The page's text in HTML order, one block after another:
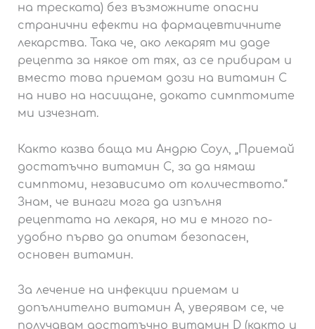
на треската) без възможните опасни
странични ефекти на фармацевтичните
лекарства. Така че, ако лекарят ми даде
рецепта за някое от тях, аз се прибирам и
вместо това приемам дози на витамин С
на ниво на насищане, докато симптомите
ми изчезнат.
Както казва баща ми Андрю Соул, „Приемай
достатъчно витамин C, за да нямаш
симптоми, независимо от количеството.“
Знам, че винаги мога да изпълня
рецептата на лекаря, но ми е много по-
удобно първо да опитам безопасен,
основен витамин.
За лечение на инфекции приемам и
допълнително витамин А, уверявам се, че
получавам достатъчно витамин D (както и